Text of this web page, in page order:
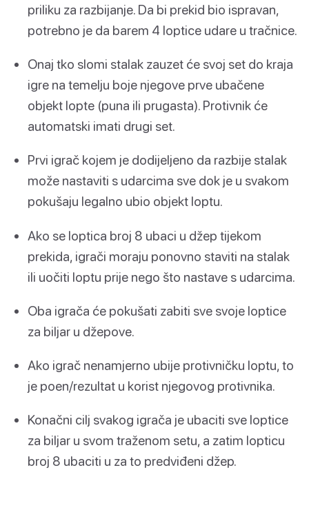
priliku za razbijanje. Da bi prekid bio ispravan,
potrebno je da barem 4 loptice udare u tračnice.
Onaj tko slomi stalak zauzet će svoj set do kraja
igre na temelju boje njegove prve ubačene
objekt lopte (puna ili prugasta). Protivnik će
automatski imati drugi set.
Prvi igrač kojem je dodijeljeno da razbije stalak
može nastaviti s udarcima sve dok je u svakom
pokušaju legalno ubio objekt loptu.
Ako se loptica broj 8 ubaci u džep tijekom
prekida, igrači moraju ponovno staviti na stalak
ili uočiti loptu prije nego što nastave s udarcima.
Oba igrača će pokušati zabiti sve svoje loptice
za biljar u džepove.
Ako igrač nenamjerno ubije protivničku loptu, to
je poen/rezultat u korist njegovog protivnika.
Konačni cilj svakog igrača je ubaciti sve loptice
za biljar u svom traženom setu, a zatim lopticu
broj 8 ubaciti u za to predviđeni džep.